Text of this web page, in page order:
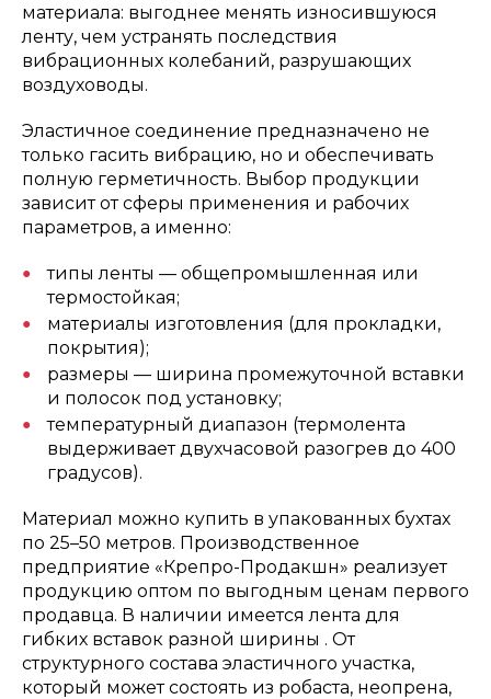
материала: выгоднее менять износившуюся
ленту, чем устранять последствия
вибрационных колебаний, разрушающих
воздуховоды.
Эластичное соединение предназначено не
только гасить вибрацию, но и обеспечивать
полную герметичность. Выбор продукции
зависит от сферы применения и рабочих
параметров, а именно:
типы ленты — общепромышленная или
термостойкая;
материалы изготовления (для прокладки,
покрытия);
размеры — ширина промежуточной вставки
и полосок под установку;
температурный диапазон (термолента
выдерживает двухчасовой разогрев до 400
градусов).
Материал можно купить в упакованных бухтах
по 25–50 метров. Производственное
предприятие «Крепро-Продакшн» реализует
продукцию оптом по выгодным ценам первого
продавца. В наличии имеется лента для
гибких вставок разной ширины . От
структурного состава эластичного участка,
который может состоять из робаста, неопрена,